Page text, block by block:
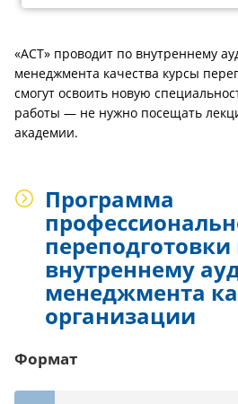
«АСТ» проводит по внутреннему
менеджмента качества курсы
смогут освоить новую
работы — не нужно посещать
академии.
Программа
переподготовки
внутреннему
менеджмента
организации
Формат